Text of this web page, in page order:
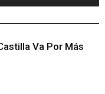
Va Por Más